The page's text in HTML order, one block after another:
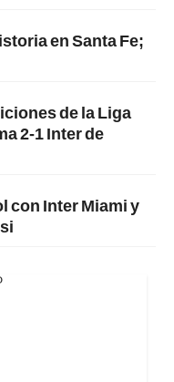
en Santa Fe;
de la Liga
2-1 Inter de
con Inter Miami y